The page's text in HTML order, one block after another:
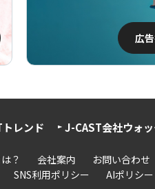
広
レンド J-CAST会社ウォ
？ 会社案内 お問い合わせ
SNS利用ポリシー AIポリシー